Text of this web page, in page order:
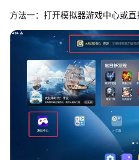
方法一：打开模拟器游戏中心或直